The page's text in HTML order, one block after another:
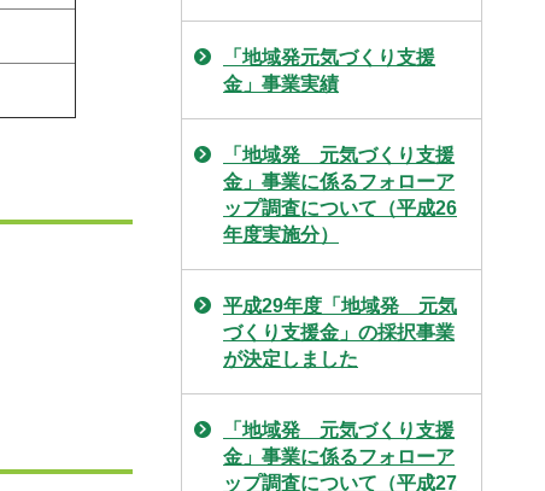
「地域発元気づくり支援
金」事業実績
「地域発 元気づくり支援
金」事業に係るフォローア
ップ調査について（平成26
年度実施分）
平成29年度「地域発 元気
づくり支援金」の採択事業
が決定しました
「地域発 元気づくり支援
金」事業に係るフォローア
ップ調査について（平成27